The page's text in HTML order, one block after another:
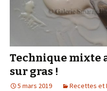
Technique mixte
sur gras !
5 mars 2019
Recettes et